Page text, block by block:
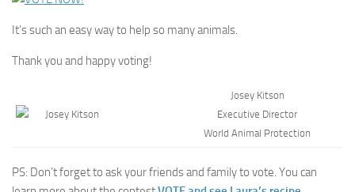
It’s such an easy way to help so many animals.
Thank you and happy voting!
Josey Kitson
Executive Director
World Animal Protection
PS: Don’t forget to ask your friends and family to vote. You can